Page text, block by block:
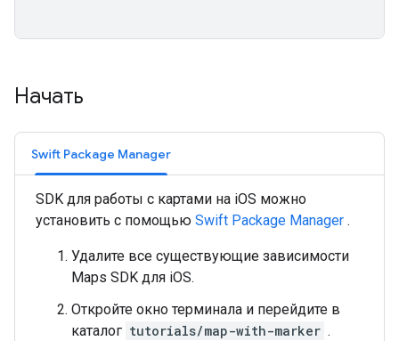
Начать
Swift Package Manager
SDK для работы с картами на iOS можно
установить с помощью Swift Package Manager .
Удалите все существующие зависимости
Maps SDK для iOS.
Откройте окно терминала и перейдите в
каталог tutorials/map-with-marker .